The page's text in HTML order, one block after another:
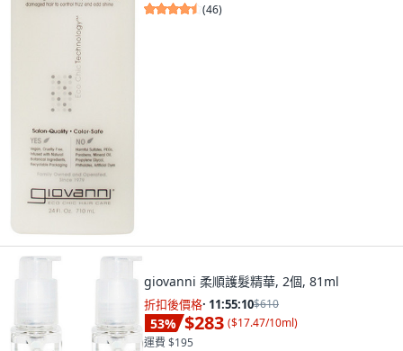
(46)
giovanni 柔順護髮精華, 2個, 81ml
折扣後價格· 11:55:08$610
53% $283 ($17.47/10ml)
運費 $195